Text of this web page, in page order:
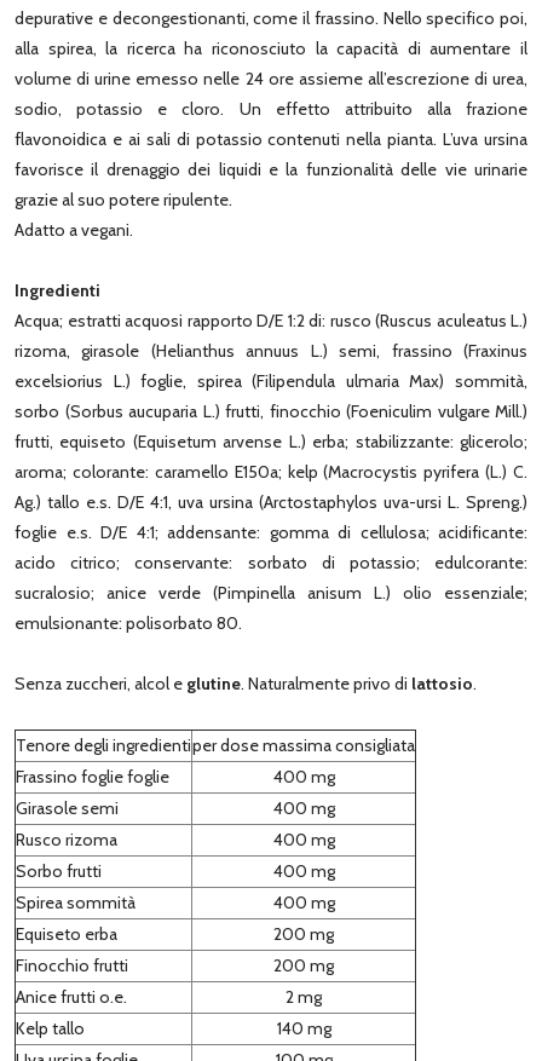
depurative e decongestionanti, come il frassino. Nello specifico poi,
alla spirea, la ricerca ha riconosciuto la capacità di aumentare il
volume di urine emesso nelle 24 ore assieme all’escrezione di urea,
sodio, potassio e cloro. Un effetto attribuito alla frazione
flavonoidica e ai sali di potassio contenuti nella pianta. L’uva ursina
favorisce il drenaggio dei liquidi e la funzionalità delle vie urinarie
grazie al suo potere ripulente.
Adatto a vegani.
Ingredienti
Acqua; estratti acquosi rapporto D/E 1:2 di: rusco (Ruscus aculeatus L.)
rizoma, girasole (Helianthus annuus L.) semi, frassino (Fraxinus
excelsiorius L.) foglie, spirea (Filipendula ulmaria Max) sommità,
sorbo (Sorbus aucuparia L.) frutti, finocchio (Foeniculim vulgare Mill.)
frutti, equiseto (Equisetum arvense L.) erba; stabilizzante: glicerolo;
aroma; colorante: caramello E150a; kelp (Macrocystis pyrifera (L.) C.
Ag.) tallo e.s. D/E 4:1, uva ursina (Arctostaphylos uva-ursi L. Spreng.)
foglie e.s. D/E 4:1; addensante: gomma di cellulosa; acidificante:
acido citrico; conservante: sorbato di potassio; edulcorante:
sucralosio; anice verde (Pimpinella anisum L.) olio essenziale;
emulsionante: polisorbato 80.
Senza zuccheri, alcol e glutine. Naturalmente privo di lattosio.
Tenore degli ingredientiper dose massima consigliata
Frassino foglie foglie
400 mg
Girasole semi
400 mg
Rusco rizoma
400 mg
Sorbo frutti
400 mg
Spirea sommità
400 mg
Equiseto erba
200 mg
Finocchio frutti
200 mg
Anice frutti o.e.
2 mg
Kelp tallo
140 mg